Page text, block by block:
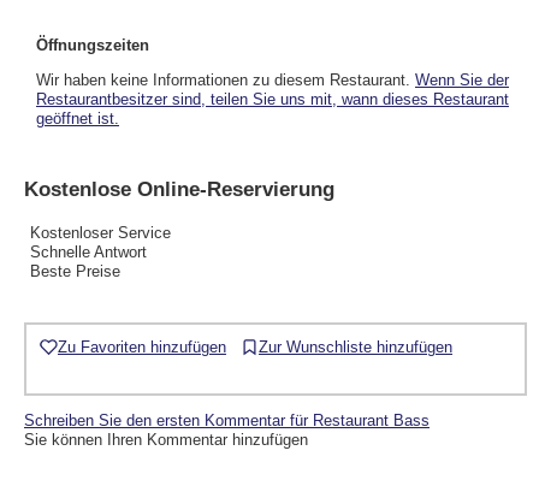
Öffnungszeiten
Wir haben keine Informationen zu diesem Restaurant. Wenn Sie der
Restaurantbesitzer sind, teilen Sie uns mit, wann dieses Restaurant
geöffnet ist.
Kostenlose Online-Reservierung
Kostenloser Service
Schnelle Antwort
Beste Preise
Zu Favoriten hinzufügen Zur Wunschliste hinzufügen
Schreiben Sie den ersten Kommentar für Restaurant Bass
Sie können Ihren Kommentar hinzufügen